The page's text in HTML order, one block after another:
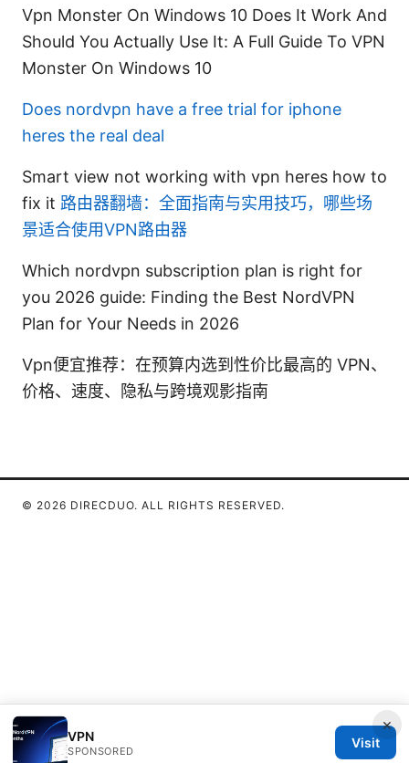
Vpn Monster On Windows 10 Does It Work And
Should You Actually Use It: A Full Guide To VPN
Monster On Windows 10
Does nordvpn have a free trial for iphone
heres the real deal
Smart view not working with vpn heres how to
fix it 路由器翻墙：全面指南与实用技巧，哪些场
景适合使用VPN路由器
Which nordvpn subscription plan is right for
you 2026 guide: Finding the Best NordVPN
Plan for Your Needs in 2026
Vpn便宜推荐：在预算内选到性价比最高的 VPN、
价格、速度、隐私与跨境观影指南
×
VPN
SPONSORED
Visit
© 2026 DIRECDUO. ALL RIGHTS RESERVED.